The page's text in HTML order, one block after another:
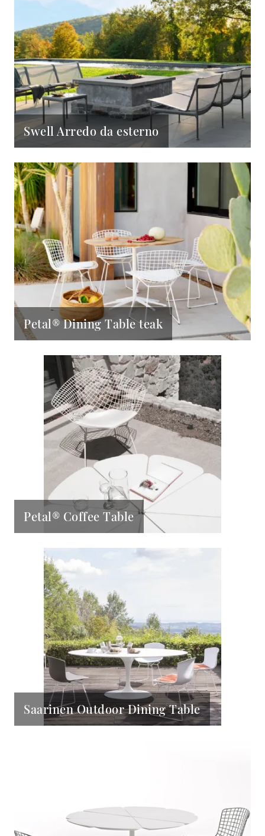
Swell Arredo da esterno
Petal® Dining Table teak
Petal® Coffee Table
Saarinen Outdoor Dining Table